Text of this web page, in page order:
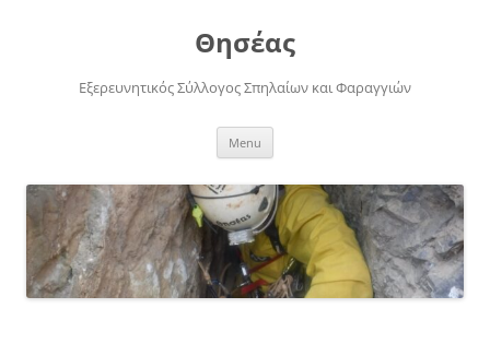
Θησέας
Εξερευνητικός Σύλλογος Σπηλαίων και Φαραγγιών
Menu